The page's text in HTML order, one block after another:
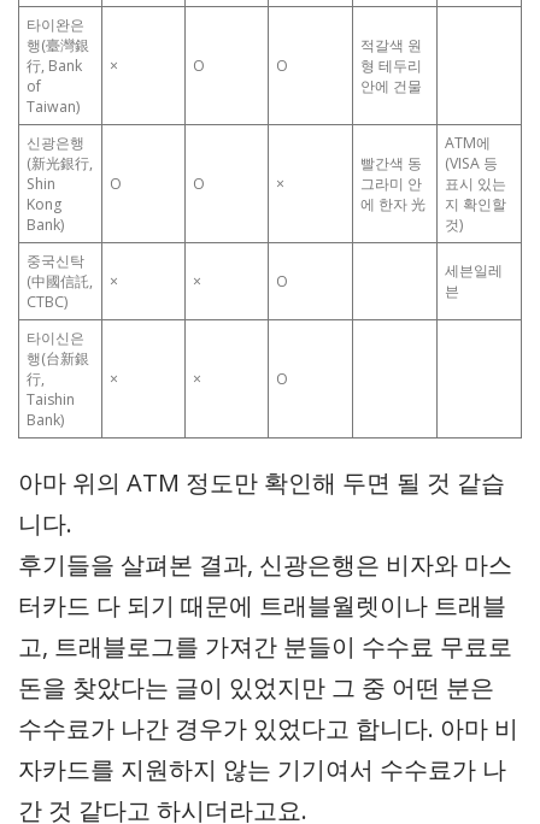
타이완은
행(臺灣銀
行, Bank
of
Taiwan)
× O O
적갈색 원
형 테두리
안에 건물
신광은행
(新光銀行,
Shin
Kong
Bank)
O O ×
빨간색 동
그라미 안
에 한자 光
ATM에
(VISA 등
표시 있는
지 확인할
것)
중국신탁
(中國信託,
CTBC)
× × O
세븐일레
븐
타이신은
행(台新銀
行,
Taishin
Bank)
× × O
아마 위의 ATM 정도만 확인해 두면 될 것 같습
니다.
후기들을 살펴본 결과, 신광은행은 비자와 마스
터카드 다 되기 때문에 트래블월렛이나 트래블
고, 트래블로그를 가져간 분들이 수수료 무료로
돈을 찾았다는 글이 있었지만 그 중 어떤 분은
수수료가 나간 경우가 있었다고 합니다. 아마 비
자카드를 지원하지 않는 기기여서 수수료가 나
간 것 같다고 하시더라고요.